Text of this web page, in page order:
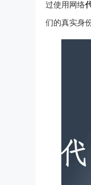
过使用网络
们的真实身